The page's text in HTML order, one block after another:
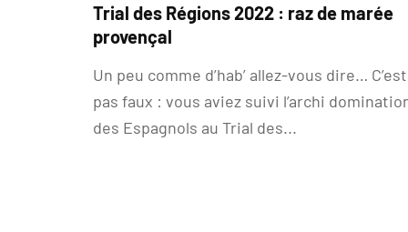
Trial des Régions 2022 : raz de marée
provençal
Un peu comme d’hab’ allez-vous dire… C’est
pas faux : vous aviez suivi l’archi
des Espagnols au Trial des...